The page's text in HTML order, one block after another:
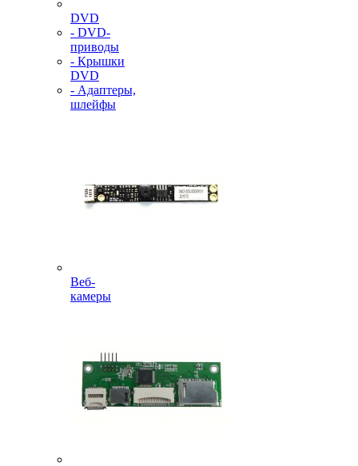
DVD
- DVD-
приводы
- Крышки
DVD
- Адаптеры,
шлейфы
Веб-
камеры